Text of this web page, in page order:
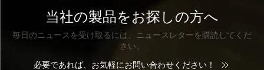
当社の製品をお探しの方へ
毎日のニュースを受け取るには、ニュースレターを購読してくだ
さい。
必要であれば、お気軽にお問い合わせください！